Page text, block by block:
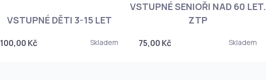
VSTUPNÉ DĚTI 3-15 LET
100,00 Kč Skladem
VSTUPNÉ SENIOŘI NAD 60 LET.
ZTP
75,00 Kč Skladem